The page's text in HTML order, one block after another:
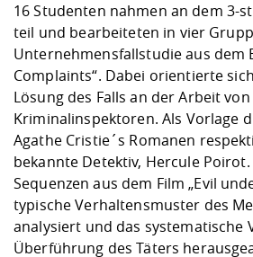
16 Studenten nahmen an dem 3-
teil und bearbeiteten in vier
Unternehmensfallstudie aus dem
Complaints“. Dabei orientierte
Lösung des Falls an der Arbeit von
Kriminalinspektoren. Als Vorlage
Agathe Cristie´s Romanen
bekannte Detektiv, Hercule
Sequenzen aus dem Film „Evil
typische Verhaltensmuster des
analysiert und das systematische
Überführung des Täters